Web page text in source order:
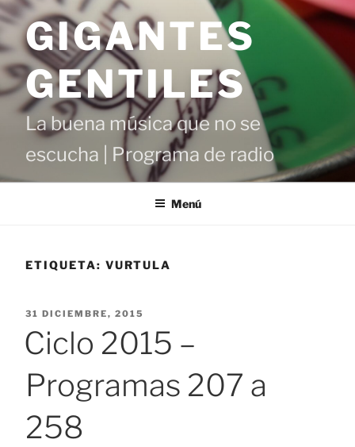
Saltar
contenido
GIGANTES
GENTILES
La buena música que no se
escucha | Programa de radio
Menú
ETIQUETA: VURTULA
PUBLICADO
31 DICIEMBRE, 2015
Ciclo 2015 –
Programas 207 a
258